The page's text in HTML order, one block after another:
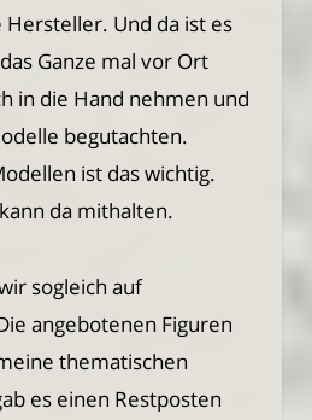
Und da ist es
Ganze mal vor Ort
in die Hand nehmen und
begutachten.
ist das wichtig.
da mithalten.
sogleich auf
angebotenen Figuren
thematischen
es einen Restposten